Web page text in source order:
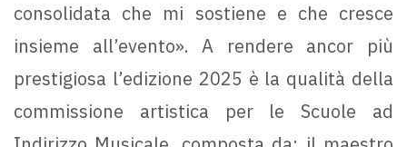
consolidata che mi sostiene e che cresce
insieme all’evento». A rendere ancor più
prestigiosa l’edizione 2025 è la qualità della
commissione artistica per le Scuole ad